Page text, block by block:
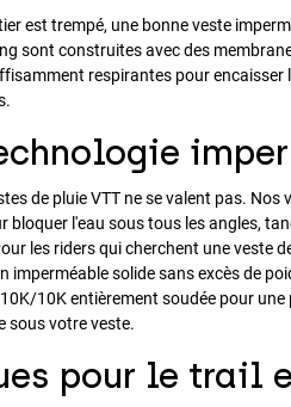
est trempé, une bonne veste
sont construites avec des
respirantes pour encaisser
de pluie VTT ne se valent pas.
bloquer l'eau sous tous les angles,
les riders qui cherchent une veste
imperméable solide sans excès de
10K entièrement soudée pour
sous votre veste.
pour le trail